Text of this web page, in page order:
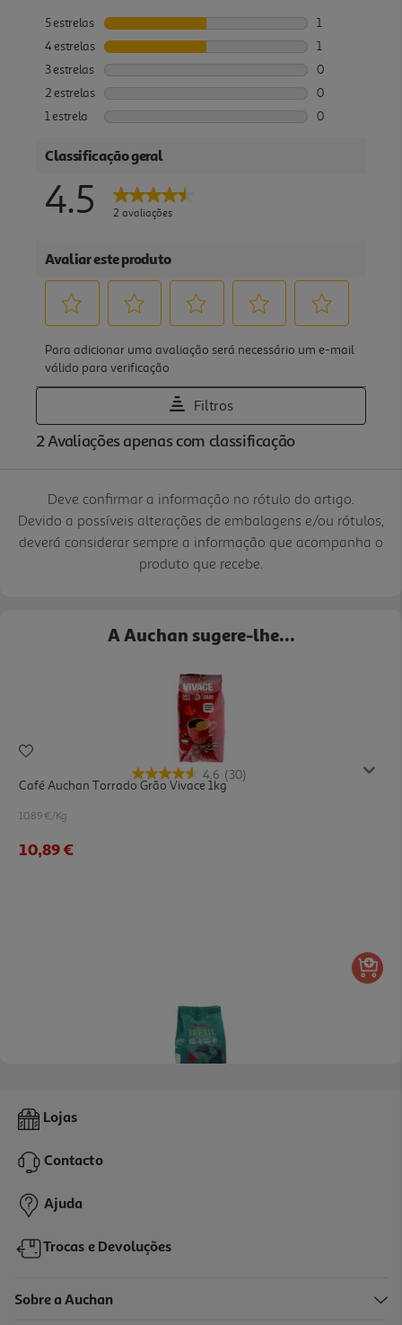
Deve confirmar a informação no rótulo do artigo.
Devido a possíveis alterações de embalagens e/ou rótulos,
deverá considerar sempre a informação que acompanha o
produto que recebe.
A Auchan sugere-lhe...
4.6 (30)
Café Auchan Torrado Grão Vivace 1kg
10.89 €/Kg
10,89 €
Café Em Grão Auchan Sensação Brasil Intensidade 6 500g
10,99 €
Lojas
Contacto
Ajuda
Trocas e Devoluções
Sobre a Auchan